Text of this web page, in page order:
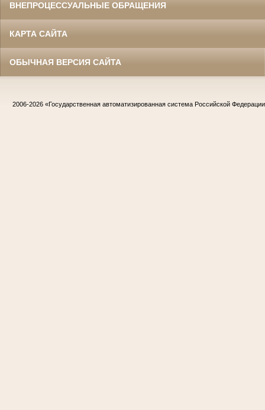
ВНЕПРОЦЕССУАЛЬНЫЕ ОБРАЩЕНИЯ
КАРТА САЙТА
ОБЫЧНАЯ ВЕРСИЯ САЙТА
2006-2026 «Государственная автоматизированная система Российской